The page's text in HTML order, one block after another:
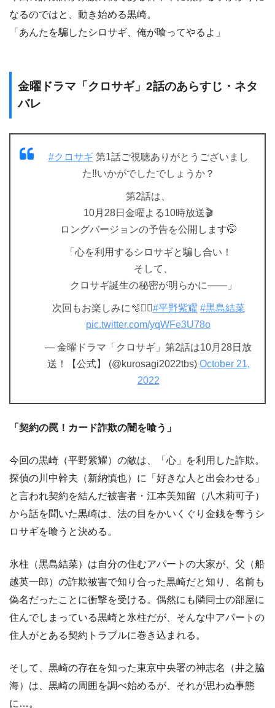
なるのではと、動き始める黒崎。
「あんたを騙したシロサギ、俺が喰ってやるよ」
金曜ドラマ「クロサギ」2話のあらすじ・ネタ
バレ
#クロサギ第1話ご視聴ありがとうございまし
た‼️いかがでしたでしょうか？
第2話は、
10月28日金曜よる10時放送🎬
ロングバージョンの予告を公開します🤭
「心を利用するシロサギと騙し合い！
そして、
クロサギ誕生の秘密が明らかに——」
次回もお楽しみに🫧💁‍♀️#平野紫耀 #黒島結菜
pic.twitter.com/yqWFe3U78o
— 金曜ドラマ「クロサギ」第2話は10月28日放
送！【公式】 (@kurosagi2022tbs) October 21,
2022
「契約の罠！カード詐欺の闇を喰う」
今回の黒崎（平野紫耀）の敵は、「心」を利用した詐欺。
探偵の川中幹夫（新納慎也）に「好きな人と出会わせる」
と言われ契約を結んだ被害者・江本美知留（八木莉可子）
から話を聞いた黒崎は、法の目をかいくぐり金銭を奪うシ
ロサギを喰うと決める。
氷柱（黒島結菜）は自分の住むアパートの大家が、父（船
越英一郎）の詐欺被害で知り合った黒崎だと知り、名前も
偽名だったことに衝撃を受ける。偶然にも隣同士の部屋に
住んでしまっている黒崎と氷柱だが、そんな中アパートの
住人がとある契約トラブルに巻き込まれる。
そして、黒崎の存在を知った東京中央署の神志名（井之脇
海）は、黒崎の周囲を調べ始めるが、それが思わぬ事態
に…。